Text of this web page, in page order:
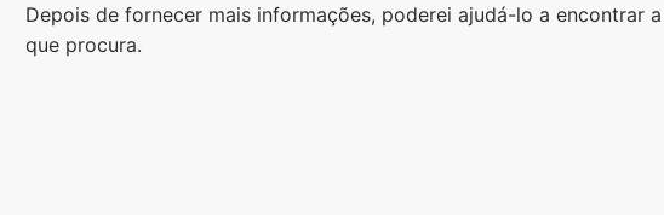
Depois de fornecer mais informações, poderei ajudá-lo a encontrar
que procura.